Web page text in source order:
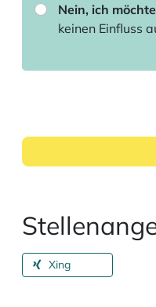
Nein, ich
keinen Einfluss
Xing